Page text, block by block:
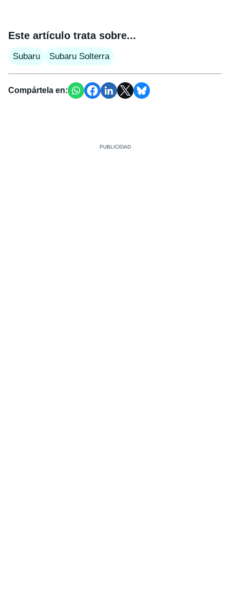
Este artículo trata sobre...
Subaru Subaru Solterra
Compártela en: